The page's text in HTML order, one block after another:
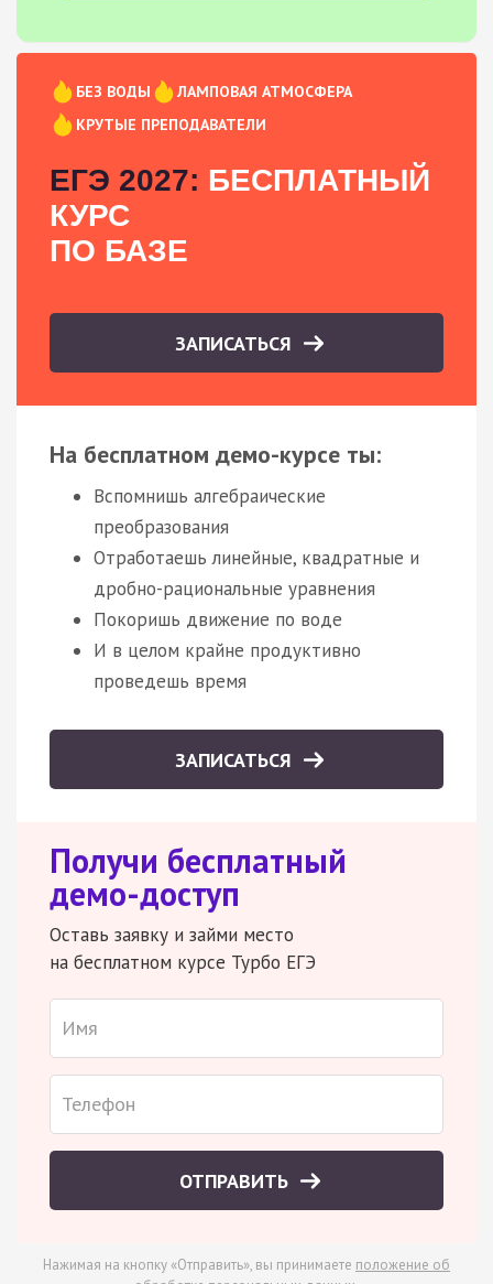
БЕЗ ВОДЫ
ЛАМПОВАЯ АТМОСФЕРА
КРУТЫЕ ПРЕПОДАВАТЕЛИ
ЕГЭ 2027: БЕСПЛАТНЫЙ
КУРС
ПО БАЗЕ
ЗАПИСАТЬСЯ
На бесплатном демо-курсе ты:
Вспомнишь алгебраические
преобразования
Отработаешь линейные, квадратные и
дробно-рациональные уравнения
Покоришь движение по воде
И в целом крайне продуктивно
проведешь время
ЗАПИСАТЬСЯ
Получи бесплатный
демо-доступ
Оставь заявку и займи место
на бесплатном курсе Турбо ЕГЭ
ОТПРАВИТЬ
Нажимая на кнопку «Отправить», вы принимаете положение об